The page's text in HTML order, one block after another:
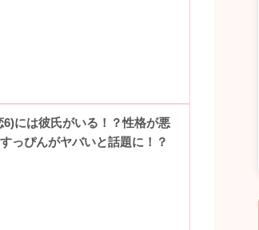
には彼氏がいる！？性格が悪
っぴんがヤバいと話題に！？